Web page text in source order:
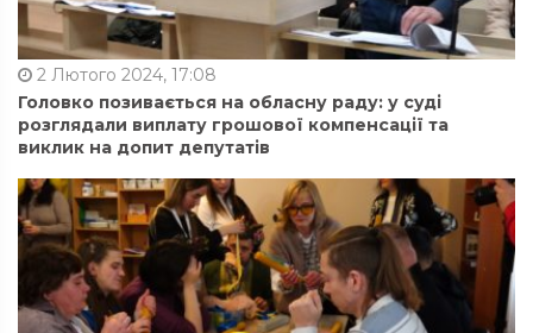
2 Лютого 2024, 17:08
Головко позивається на обласну раду: у суді
розглядали виплату грошової компенсації та
виклик на допит депутатів